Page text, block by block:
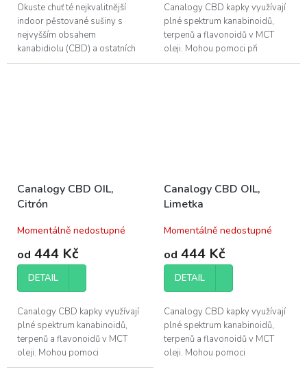
Okuste chuť té nejkvalitnější
indoor pěstované sušiny s
nejvyšším obsahem
kanabidiolu (CBD) a ostatních
účinných látek, které konopí
Canalogy CBD kapky využívají
plné spektrum kanabinoidů,
terpenů a flavonoidů v MCT
oleji. Mohou pomoci při
regeneraci svalů a zlepšení
Canalogy CBD OIL,
Citrón
Momentálně nedostupné
od 444 Kč
DETAIL
Canalogy CBD kapky využívají
plné spektrum kanabinoidů,
terpenů a flavonoidů v MCT
oleji. Mohou pomoci
při regeneraci svalů a zlepšení
Canalogy CBD OIL,
Limetka
Momentálně nedostupné
od 444 Kč
DETAIL
Canalogy CBD kapky využívají
plné spektrum kanabinoidů,
terpenů a flavonoidů v MCT
oleji. Mohou pomoci